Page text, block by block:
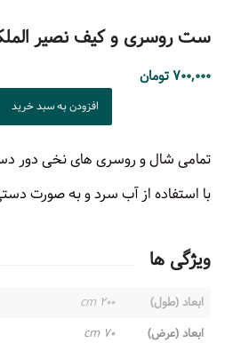
ست روسری و کیف نصیر
۷۰۰,۰۰۰تومان
افزودن به سبد خرید
تمامی شال و روسری های نخی دور
با استفاده از آب سرد و به صورت
ویژگی ها
ابعاد (طول)
۲۰۰ cm
ابعاد (عرض)
۷۰ cm